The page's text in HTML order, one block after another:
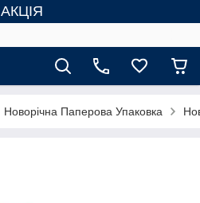
АКЦІЯ
Новорічна Паперова Упаковка